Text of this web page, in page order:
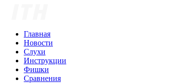
Главная
Новости
Слухи
Инструкции
Фишки
Сравнения